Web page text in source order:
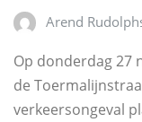
Arend
Op donderdag 27
de
verkeersongeval